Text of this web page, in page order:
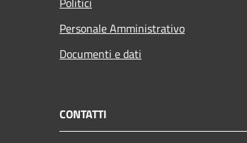
Personale Amministrativo
Documenti e dati
CONTATTI